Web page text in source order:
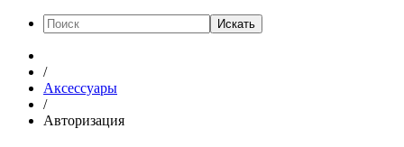
Искать
/
Аксессуары
/
Авторизация